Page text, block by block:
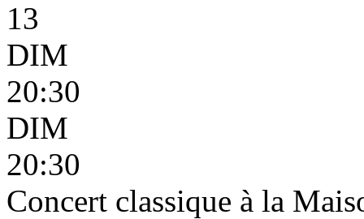
13
DIM
20:30
DIM
20:30
Concert classique à la